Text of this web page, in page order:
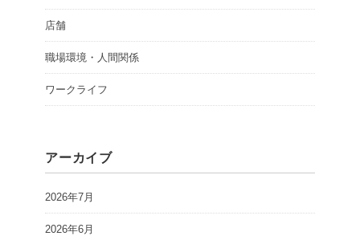
店舗
職場環境・人間関係
ワークライフ
アーカイブ
2026年7月
2026年6月